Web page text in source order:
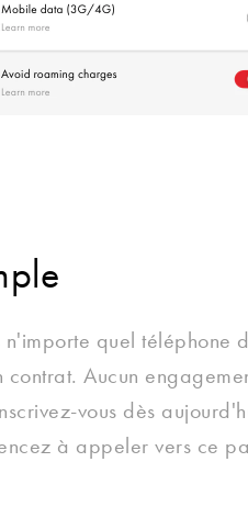
quel téléphone
contrat. Aucun
vous dès
à appeler vers ce